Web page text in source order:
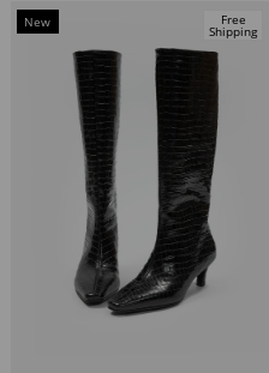
New
Free
Shipping